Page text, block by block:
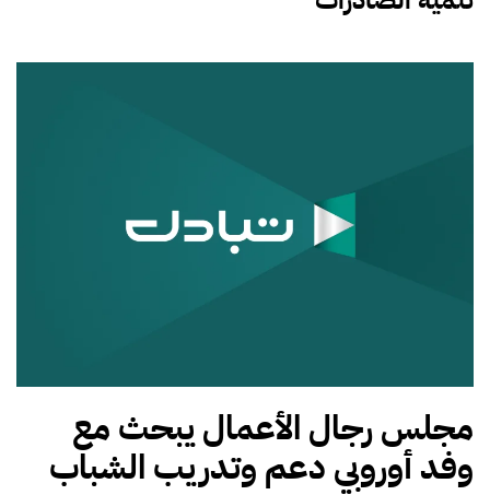
مجلس رجال الأعمال يبحث مع
وفد أوروبي دعم وتدريب الشباب